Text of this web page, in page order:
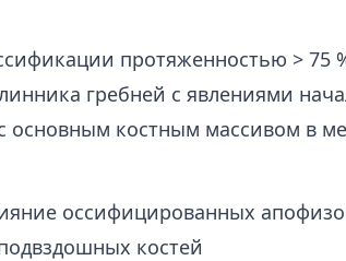
протяженностью > 75
гребней с явлениями
основным костным массивом в
оссифицированных
костей